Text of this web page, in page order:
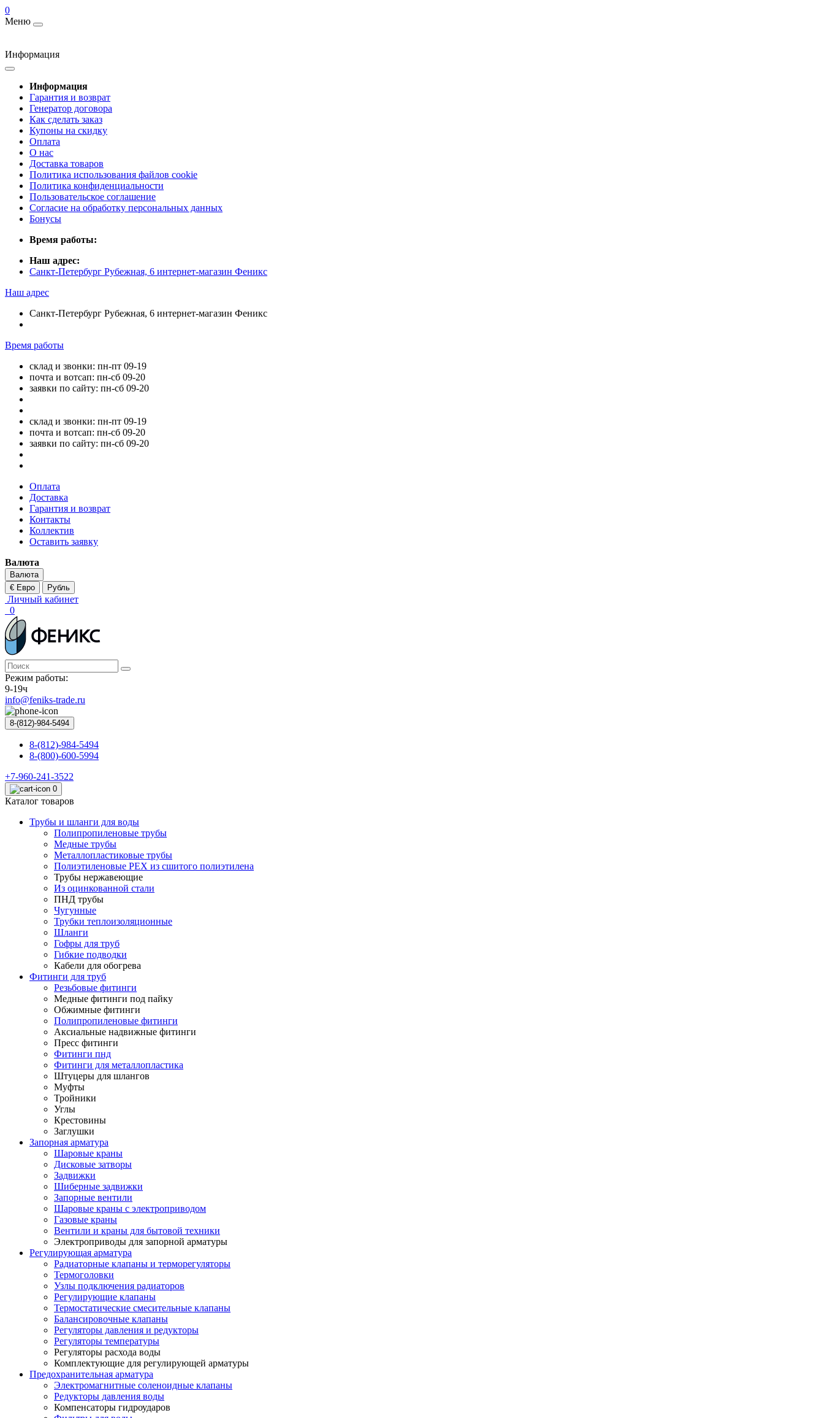
0
Меню
Информация
Информация
Гарантия и возврат
Генератор договора
Как сделать заказ
Купоны на скидку
Оплата
О нас
Доставка товаров
Политика использования файлов cookie
Политика конфиденциальности
Пользовательское соглашение
Согласие на обработку персональных данных
Бонусы
Время работы:
Наш адрес:
Санкт-Петербург Рубежная, 6 интернет-магазин Феникс
Наш адрес
Санкт-Петербург Рубежная, 6 интернет-магазин Феникс
Время работы
склад и звонки: пн-пт 09-19
почта и вотсап: пн-сб 09-20
заявки по сайту: пн-сб 09-20
склад и звонки: пн-пт 09-19
почта и вотсап: пн-сб 09-20
заявки по сайту: пн-сб 09-20
Оплата
Доставка
Гарантия и возврат
Контакты
Коллектив
Оставить заявку
Валюта
Валюта
€ Евро
Рубль
Личный кабинет
0
Режим работы:
9-19ч
info@feniks-trade.ru
8-(812)-984-5494
8-(812)-984-5494
8-(800)-600-5994
+7-960-241-3522
0
Каталог товаров
Трубы и шланги для воды
Полипропиленовые трубы
Медные трубы
Металлопластиковые трубы
Полиэтиленовые PEX из сшитого полиэтилена
Трубы нержавеющие
Из оцинкованной стали
ПНД трубы
Чугунные
Трубки теплоизоляционные
Шланги
Гофры для труб
Гибкие подводки
Кабели для обогрева
Фитинги для труб
Резьбовые фитинги
Медные фитинги под пайку
Обжимные фитинги
Полипропиленовые фитинги
Аксиальные надвижные фитинги
Пресс фитинги
Фитинги пнд
Фитинги для металлопластика
Штуцеры для шлангов
Муфты
Тройники
Углы
Крестовины
Заглушки
Запорная арматура
Шаровые краны
Дисковые затворы
Задвижки
Шиберные задвижки
Запорные вентили
Шаровые краны с электроприводом
Газовые краны
Вентили и краны для бытовой техники
Электроприводы для запорной арматуры
Регулирующая арматура
Радиаторные клапаны и терморегуляторы
Термоголовки
Узлы подключения радиаторов
Регулирующие клапаны
Термостатические смесительные клапаны
Балансировочные клапаны
Регуляторы давления и редукторы
Регуляторы температуры
Регуляторы расхода воды
Комплектующие для регулирующей арматуры
Предохранительная арматура
Электромагнитные соленоидные клапаны
Редукторы давления воды
Компенсаторы гидроударов